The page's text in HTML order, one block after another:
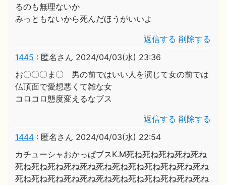
るのも無理ないか
みっともないから死んだほうがいいよ
返信する 削除する
1445 : 匿名さん 2024/04/03(水) 23:36
お〇〇〇ま〇 男の前ではいい人を演じて女の前では
仏頂面で愛想悪くて雑な女
コロコロ態度変えるなブス
返信する 削除する
1444 : 匿名さん 2024/04/03(水) 22:54
カチューシャおかっぱブスK.M死ね死ね死ね死ね死ね
死ね死ね死ね死ね死ね死ね死ね死ね死ね死ね死ね死ね
死ね死ね死ね死ね死ね死ね死ね死ね死ね死ね死ね死ね